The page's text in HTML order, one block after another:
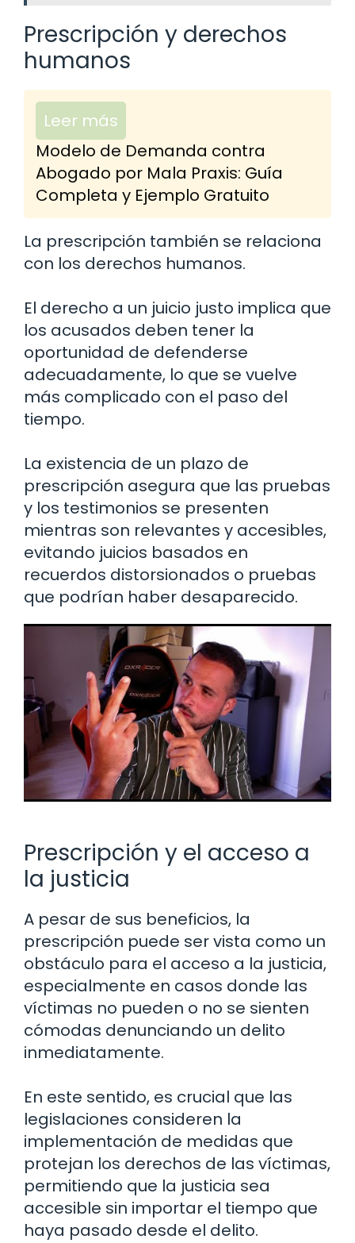
Prescripción y derechos
humanos
Leer más
Modelo de Demanda contra
Abogado por Mala Praxis: Guía
Completa y Ejemplo Gratuito
La prescripción también se relaciona
con los derechos humanos.
El derecho a un juicio justo implica que
los acusados deben tener la
oportunidad de defenderse
adecuadamente, lo que se vuelve
más complicado con el paso del
tiempo.
La existencia de un plazo de
prescripción asegura que las pruebas
y los testimonios se presenten
mientras son relevantes y accesibles,
evitando juicios basados en
recuerdos distorsionados o pruebas
que podrían haber desaparecido.
Prescripción y el acceso a
la justicia
A pesar de sus beneficios, la
prescripción puede ser vista como un
obstáculo para el acceso a la justicia,
especialmente en casos donde las
víctimas no pueden o no se sienten
cómodas denunciando un delito
inmediatamente.
En este sentido, es crucial que las
legislaciones consideren la
implementación de medidas que
protejan los derechos de las víctimas,
permitiendo que la justicia sea
accesible sin importar el tiempo que
haya pasado desde el delito.